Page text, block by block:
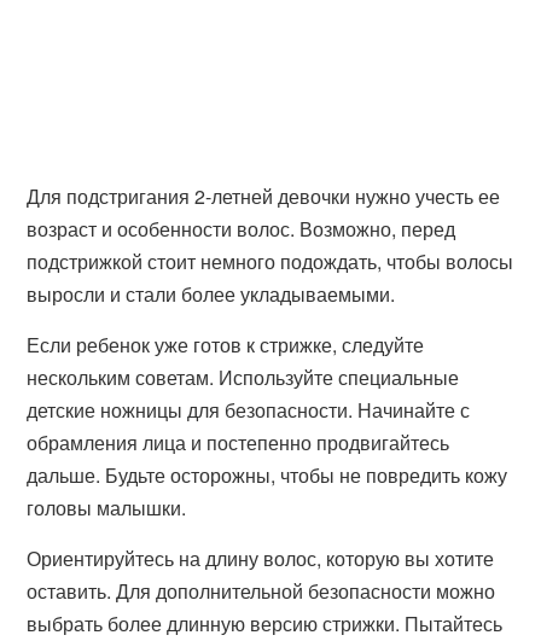
Для подстригания 2-летней девочки нужно учесть ее
возраст и особенности волос. Возможно, перед
подстрижкой стоит немного подождать, чтобы волосы
выросли и стали более укладываемыми.
Если ребенок уже готов к стрижке, следуйте
нескольким советам. Используйте специальные
детские ножницы для безопасности. Начинайте с
обрамления лица и постепенно продвигайтесь
дальше. Будьте осторожны, чтобы не повредить кожу
головы малышки.
Ориентируйтесь на длину волос, которую вы хотите
оставить. Для дополнительной безопасности можно
выбрать более длинную версию стрижки. Пытайтесь